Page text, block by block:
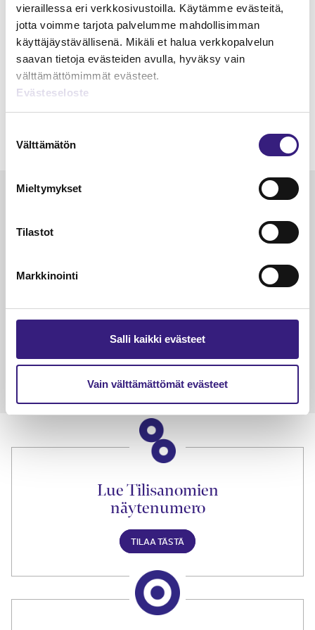
vieraillessa eri verkkosivustoilla. Käytämme evästeitä,
jotta voimme tarjota palvelumme mahdollisimman
käyttäjäystävällisenä. Mikäli et halua verkkopalvelun
saavan tietoja evästeiden avulla, hyväksy vain
välttämättömimmät evästeet.
Evästeseloste
valinta
Välttämätön
Mieltymykset
Tilastot
Markkinointi
Salli kaikki evästeet
Vain välttämättömät evästeet
rekisterin­pitäjä ja käsittelijä
Janne Fredman
1 min
Luetuimmat
VEROTUS
verotuksessa – omien kulujen
veloitus, kulujen edelleen­
veloitus ja läpi­laskutus
Lue Tilisanomien
näytenumero
TILAA TÄSTÄ